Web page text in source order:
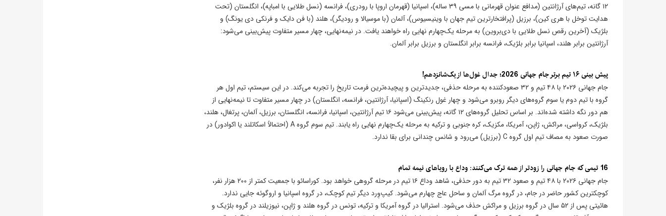
۱۲ گانه، تیم‌های آرژانتین (مدافع عنوان قهرمانی با مسی ۳۹ ساله)، اسپانیا (قهرمان اروپا با رودری)، فرانسه (نسل طلایی با امباپه)، انگلستان (تحت
هدایت توخل با هری کین)، برزیل (پرافتخارترین تیم جهان با وینیسیوس)، آلمان (با موسیالا و رودیگر)، هلند (با فن دایک و فرنکی دی یونگ) و
بلژیک (آخرین رقص نسل طلایی با دی‌بروین) به مرحله یک‌چهارم نهایی راه خواهند یافت. در نیمه‌نهایی، چهار مسیر متفاوت پیش‌بینی می‌شود:
آرژانتین برابر هلند، اسپانیا برابر بلژیک، فرانسه برابر انگلستان و برزیل برابر آلمان.
پیش بینی ۱۶ تیم برتر جام جهانی 2026؛ جدال غول‌ها از یک‌شانزدهم!
جام جهانی ۲۰۲۶ با ۴۸ تیم و ۳۲ صعودکننده به مرحله حذفی، جدیدترین و پیچیده‌ترین فرمت تاریخ را تجربه می‌کند. در این سیستم، تیم اول هر
گروه با تیم دوم یا سوم گروه‌های دیگر روبرو می‌شود و چهار غول رنکینگ (اسپانیا، آرژانتین، فرانسه، انگلستان) در چهار مسیر متفاوت تا نیمه‌نهایی از
هم دور نگه داشته شده‌اند. بر اساس تحلیل گروه‌های ۱۲ گانه، پیش‌بینی می‌شود ۱۶ تیم آرژانتین، اسپانیا، فرانسه، انگلستان، برزیل، آلمان، پرتغال، هلند،
بلژیک، کرواسی، مراکش، ژاپن، آمریکا، مکزیک، کره جنوبی و ترکیه به مرحله یک‌چهارم نهایی راه یابند. تیم سوم گروه A (احتمالاً اسکاتلند یا اکوادور) در
صورت صعود به مصاف تیم اول گروه C (برزیل) می‌رود و شانس چندانی برای بقا ندارد.
16 تیمی که جام جهانی را زودتر از همه ترک می‌کنند: وداع با رویاهای نیمه تمام
جام جهانی ۲۰۲۶ با ۴۸ تیم و صعود ۳۲ تیم به دور حذفی، شاهد وداع ۱۶ تیم در مرحله گروهی خواهد بود. کوراسائو با جمعیت کمتر از ۲۰۰ هزار نفر،
کوچکترین کشور حاضر در جام، در گروه مرگ آلمان و ساحل عاج چهارم می‌شود. کیپ‌وِرد دیگر تیم کوچک، در گروه اسپانیا و اروگوئه جایی ندارد.
هائیتی پس از ۵۲ سال در گروه برزیل و مراکش حذف می‌شود. استرالیا در گروه آمریکا و ترکیه، تونس در گروه هلند و ژاپن، نیوزیلند در گروه بلژیک و